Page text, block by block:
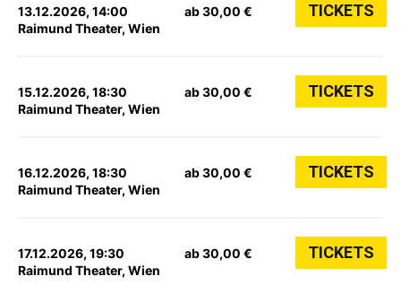
13.12.2026, 14:00
Raimund Theater, Wien
ab 30,00 € TICKETS
15.12.2026, 18:30
Raimund Theater, Wien
ab 30,00 € TICKETS
16.12.2026, 18:30
Raimund Theater, Wien
ab 30,00 € TICKETS
17.12.2026, 19:30
Raimund Theater, Wien
ab 30,00 € TICKETS